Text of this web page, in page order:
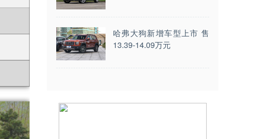
哈弗大狗新增车型上市 售
13.39-14.09万元